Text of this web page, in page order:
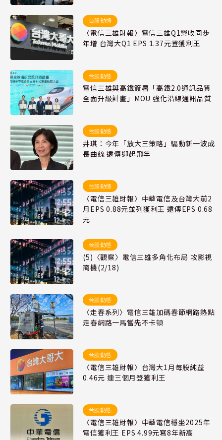
台股動態
〈電信三雄財報〉電信三雄Q1營收同步
年增 台灣大Q1 EPS 1.37元登獲利王
台股動態
電信三雄與高鐵簽署「高鐵2.0通訊品質
全面升級計畫」MOU 強化沿線通訊品質
台股動態
井琪：今年「放大三策略」驅動新一波成
長曲線 遠傳迎起飛年
台股動態
〈電信三雄財報〉中華電信及台灣大前2
月EPS 0.88元並列獲利王 遠傳EPS 0.68
元
台股動態
(5)〈觀察〉電信三雄多角化布局 攻影視
商機(2/18)
台股動態
〈走春系列〉電信三雄加碼春節網路熱點
走春網路一馬當先不卡頓
台股動態
〈電信三雄財報〉台灣大1月每股純益
0.46元 連三個月登獲利王
台股動態
〈電信三雄財報〉中華電信穩坐2025年
電信獲利王 EPS 4.99元寫8年新高